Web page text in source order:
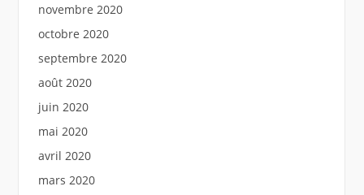
novembre 2020
octobre 2020
septembre 2020
août 2020
juin 2020
mai 2020
avril 2020
mars 2020